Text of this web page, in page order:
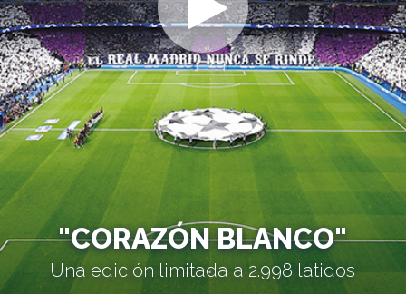
"CORAZÓN BLANCO"
Una edición limitada a 2.998 latidos